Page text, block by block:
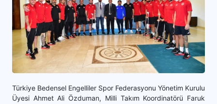
Türkiye Bedensel Engelliler Spor Federasyonu Yönetim Kurulu
Üyesi Ahmet Ali Özduman, Milli Takım Koordinatörü Faruk